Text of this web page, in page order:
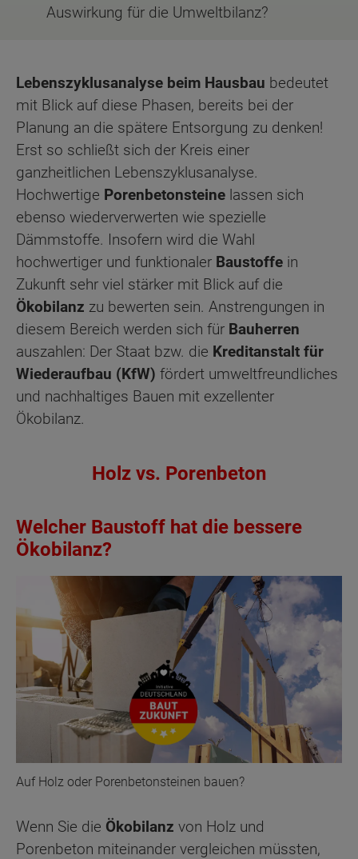
Auswirkung für die Umweltbilanz?
Lebenszyklusanalyse beim Hausbau bedeutet
mit Blick auf diese Phasen, bereits bei der
Planung an die spätere Entsorgung zu denken!
Erst so schließt sich der Kreis einer
ganzheitlichen Lebenszyklusanalyse.
Hochwertige Porenbetonsteine lassen sich
ebenso wiederverwerten wie spezielle
Dämmstoffe. Insofern wird die Wahl
hochwertiger und funktionaler Baustoffe in
Zukunft sehr viel stärker mit Blick auf die
Ökobilanz zu bewerten sein. Anstrengungen in
diesem Bereich werden sich für Bauherren
auszahlen: Der Staat bzw. die Kreditanstalt für
Wiederaufbau (KfW) fördert umweltfreundliches
und nachhaltiges Bauen mit exzellenter
Ökobilanz.
Holz vs. Porenbeton
Welcher Baustoff hat die bessere
Ökobilanz?
Auf Holz oder Porenbetonsteinen bauen?
Wenn Sie die Ökobilanz von Holz und
Porenbeton miteinander vergleichen müssten,